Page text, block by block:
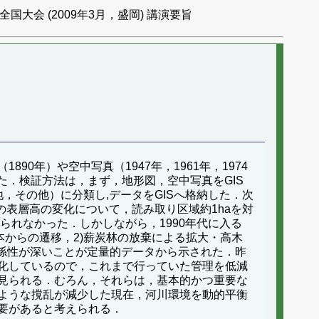
国大会 (2009年3月，盛岡) 講演要旨
1890年）や空中写真（1947年，1961年，1974
検証方法は，まず，地形図，空中写真をGIS
その他）に分類し,データをGISへ格納した．次
層高の変化について，読み取り区域約1haを対
れなかった．しかしながら，1990年代に入る
らの遷移，2)薪炭林の放棄による拡大・高木
が深いことが定量的データから示された．昨
しているので，これまで行っていた管理を低減
られる．むろん，それらは，基本的かつ重要な
うな撹乱が減少した現在，河川環境を動的平衡
あると考えられる．